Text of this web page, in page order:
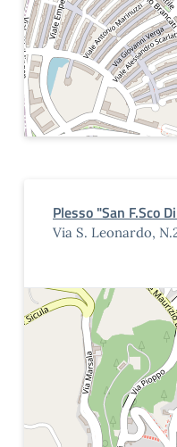
Plesso "San F.Sco
Via S. Leonardo,